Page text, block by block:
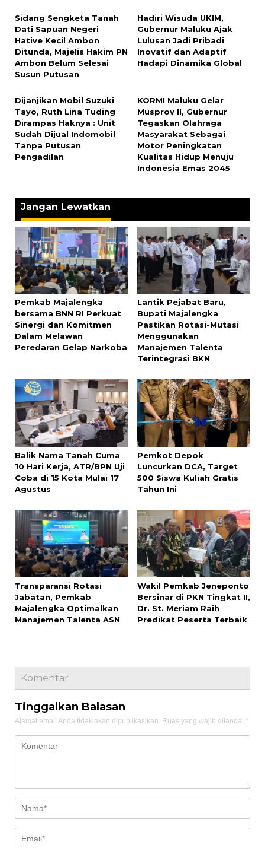
Sidang Sengketa Tanah
Dati Sapuan Negeri
Hative Kecil Ambon
Ditunda, Majelis Hakim PN
Ambon Belum Selesai
Susun Putusan
Hadiri Wisuda UKIM,
Gubernur Maluku Ajak
Lulusan Jadi Pribadi
Inovatif dan Adaptif
Hadapi Dinamika Global
Dijanjikan Mobil Suzuki
Tayo, Ruth Lina Tuding
Dirampas Haknya : Unit
Sudah Dijual Indomobil
Tanpa Putusan
Pengadilan
KORMI Maluku Gelar
Musprov II, Gubernur
Tegaskan Olahraga
Masyarakat Sebagai
Motor Peningkatan
Kualitas Hidup Menuju
Indonesia Emas 2045
Jangan Lewatkan
Pemkab Majalengka
bersama BNN RI Perkuat
Sinergi dan Komitmen
Dalam Melawan
Peredaran Gelap Narkoba
Lantik Pejabat Baru,
Bupati Majalengka
Pastikan Rotasi-Mutasi
Menggunakan
Manajemen Talenta
Terintegrasi BKN
Balik Nama Tanah Cuma
10 Hari Kerja, ATR/BPN Uji
Coba di 15 Kota Mulai 17
Agustus
Pemkot Depok
Luncurkan DCA, Target
500 Siswa Kuliah Gratis
Tahun Ini
Transparansi Rotasi
Jabatan, Pemkab
Majalengka Optimalkan
Manajemen Talenta ASN
Wakil Pemkab Jeneponto
Bersinar di PKN Tingkat II,
Dr. St. Meriam Raih
Predikat Peserta Terbaik
Komentar
Tinggalkan Balasan
Alamat email Anda tidak akan dipublikasikan. Ruas yang wajib ditandai *